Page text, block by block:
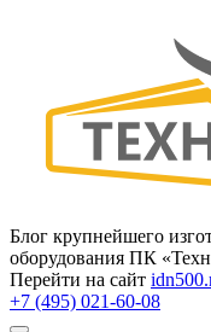
Блог крупнейшего
оборудования ПК
Перейти на сайт
+7 (495) 021-60-08